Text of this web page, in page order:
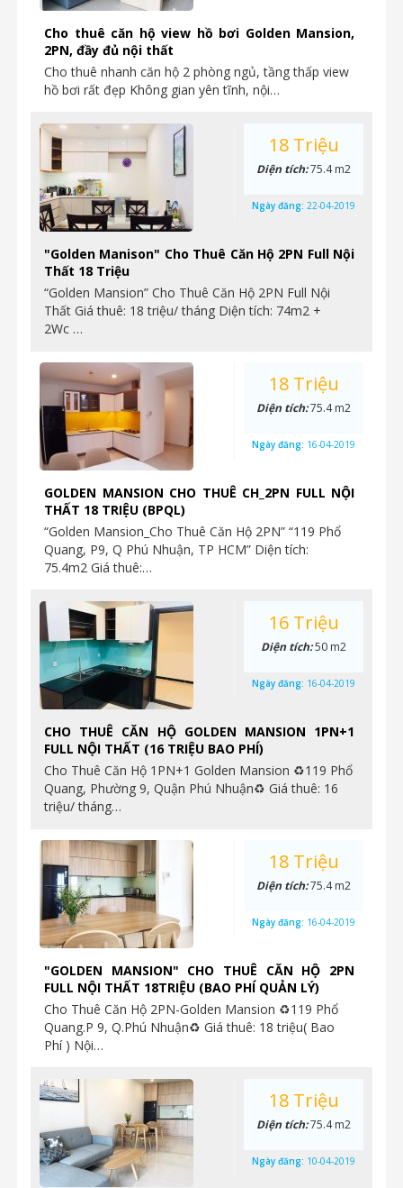
Cho thuê căn hộ view hồ bơi Golden Mansion,
2PN, đầy đủ nội thất
Cho thuê nhanh căn hộ 2 phòng ngủ, tầng thấp view
hồ bơi rất đẹp Không gian yên tĩnh, nội…
"Golden Manison" Cho Thuê Căn Hộ 2PN Full Nội
Thất 18 Triệu
“Golden Mansion” Cho Thuê Căn Hộ 2PN Full Nội
Thất Giá thuê: 18 triệu/ tháng Diện tích: 74m2 +
2Wc …
18 Triệu
Diện tích:75.4 m2
Ngày đăng: 22-04-2019
GOLDEN MANSION CHO THUÊ CH_2PN FULL NỘI
THẤT 18 TRIỆU (BPQL)
“Golden Mansion_Cho Thuê Căn Hộ 2PN” “119 Phổ
Quang, P9, Q Phú Nhuận, TP HCM” Diện tích:
75.4m2 Giá thuê:…
18 Triệu
Diện tích:75.4 m2
Ngày đăng: 16-04-2019
CHO THUÊ CĂN HỘ GOLDEN MANSION 1PN+1
FULL NỘI THẤT (16 TRIỆU BAO PHÍ)
Cho Thuê Căn Hộ 1PN+1 Golden Mansion ♻119 Phổ
Quang, Phường 9, Quận Phú Nhuận♻ Giá thuê: 16
triệu/ tháng…
16 Triệu
Diện tích:50 m2
Ngày đăng: 16-04-2019
"GOLDEN MANSION" CHO THUÊ CĂN HỘ 2PN
FULL NỘI THẤT 18TRIỆU (BAO PHÍ QUẢN LÝ)
Cho Thuê Căn Hộ 2PN-Golden Mansion ♻119 Phổ
Quang.P 9, Q.Phú Nhuận♻ Giá thuê: 18 triệu( Bao
Phí ) Nội…
18 Triệu
Diện tích:75.4 m2
Ngày đăng: 16-04-2019
18 Triệu
Diện tích:75.4 m2
Ngày đăng: 10-04-2019